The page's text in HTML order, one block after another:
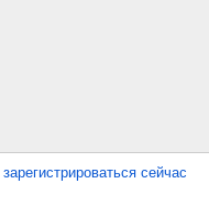
зарегистрироваться сейчас